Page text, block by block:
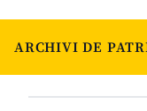
ARCHIVI DE